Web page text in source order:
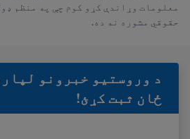
معلومات وړاندې کړو کوم چې په منظم
حقوقي مشوره نه ده.
د وروستيو خبرونو
ځان ثبت کړئ!